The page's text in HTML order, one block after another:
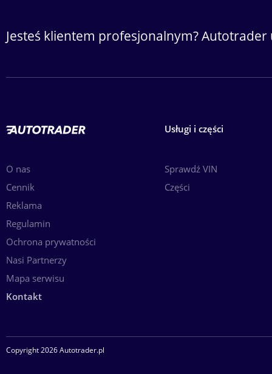
Jesteś klientem profesjonalnym?
O nas
Cennik
Reklama
Regulamin
Ochrona prywatności
Nasi Partnerzy
Mapa serwisu
Kontakt
Usługi i części
Sprawdź VIN
Części
Copyright 2026 Autotrader.pl